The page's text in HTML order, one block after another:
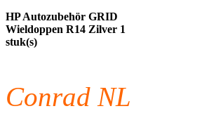
HP Autozubehör GRID
Wieldoppen R14 Zilver 1
stuk(s)
Conrad NL